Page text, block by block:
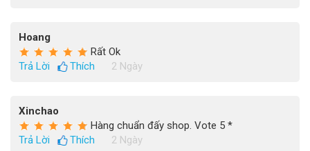
Hoang
Rất Ok
Trả Lời
Thích 2 Ngày
Xinchao
Hàng chuẩn đấy shop. Vote 5 *
Trả Lời
Thích 2 Ngày